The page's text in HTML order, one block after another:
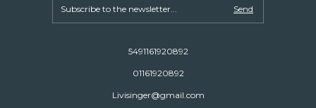
5491161920892
01161920892
Livisinger@gmail.com